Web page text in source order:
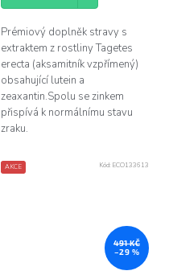
5
Prémiový doplněk stravy s
extraktem z rostliny Tagetes
erecta (aksamitník vzpřímený)
obsahující lutein a
zeaxantin.Spolu se zinkem
přispívá k normálnímu stavu
zraku.
AKCE
491 KČ
–29 %
Kód: ECO133613